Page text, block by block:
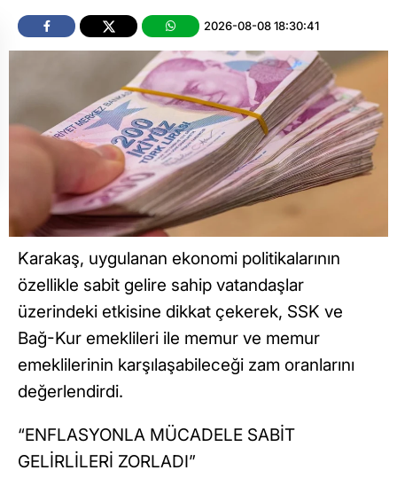
2026-08-08 18:30:41
Karakaş, uygulanan ekonomi politikalarının
özellikle sabit gelire sahip vatandaşlar
üzerindeki etkisine dikkat çekerek, SSK ve
Bağ-Kur emeklileri ile memur ve memur
emeklilerinin karşılaşabileceği zam oranlarını
değerlendirdi.
“ENFLASYONLA MÜCADELE SABİT
GELİRLİLERİ ZORLADI”